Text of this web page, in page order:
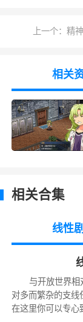
别任务支援
查一科进修
艾莉·麦
配音：远
女，在前作中
为了帮助接
缇欧·普
配音：
上一个：精
相关
相关合集
线性
与开放世界相
对多而繁杂的支线
在这里你可以专心